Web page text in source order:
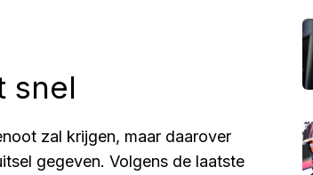
snel
zal krijgen, maar daarover
gegeven. Volgens de laatste